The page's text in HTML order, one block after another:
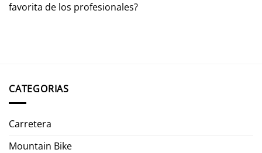
favorita de los profesionales?
CATEGORIAS
Carretera
Mountain Bike